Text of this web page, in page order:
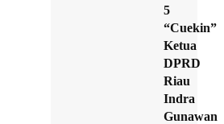
5
“Cuekin”
Ketua
DPRD
Riau
Indra
Gunawan